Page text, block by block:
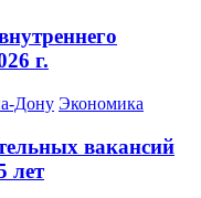
г.
Дону Экономика
вакансий
лет